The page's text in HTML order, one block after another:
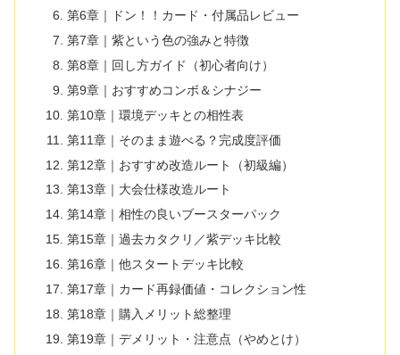
第6章｜ドン！！カード・付属品レビュー
第7章｜紫という色の強みと特徴
第8章｜回し方ガイド（初心者向け）
第9章｜おすすめコンボ＆シナジー
第10章｜環境デッキとの相性表
第11章｜そのまま遊べる？完成度評価
第12章｜おすすめ改造ルート（初級編）
第13章｜大会仕様改造ルート
第14章｜相性の良いブースターパック
第15章｜過去カタクリ／紫デッキ比較
第16章｜他スタートデッキ比較
第17章｜カード再録価値・コレクション性
第18章｜購入メリット総整理
第19章｜デメリット・注意点（やめとけ）